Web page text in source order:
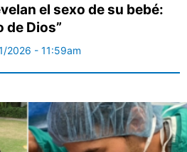
el sexo de su bebé:
de Dios”
2026 - 11:59am